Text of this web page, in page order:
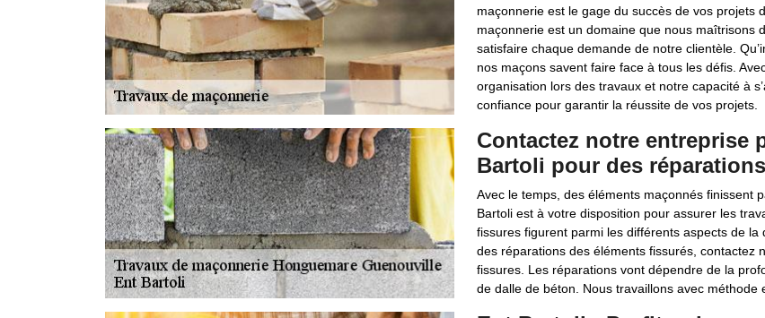
maçonnerie est le gage du succès de vos projets
maçonnerie est un domaine que nous maîtrisons
satisfaire chaque demande de notre clientèle.
nos maçons savent faire face à tous les défis.
organisation lors des travaux et notre capacité à
confiance pour garantir la réussite de vos projets.
Contactez notre entreprise
Bartoli pour des
Avec le temps, des éléments maçonnés finissent
Bartoli est à votre disposition pour assurer les
fissures figurent parmi les différents aspects de
des réparations des éléments fissurés, contactez
fissures. Les réparations vont dépendre de la
de dalle de béton. Nous travaillons avec